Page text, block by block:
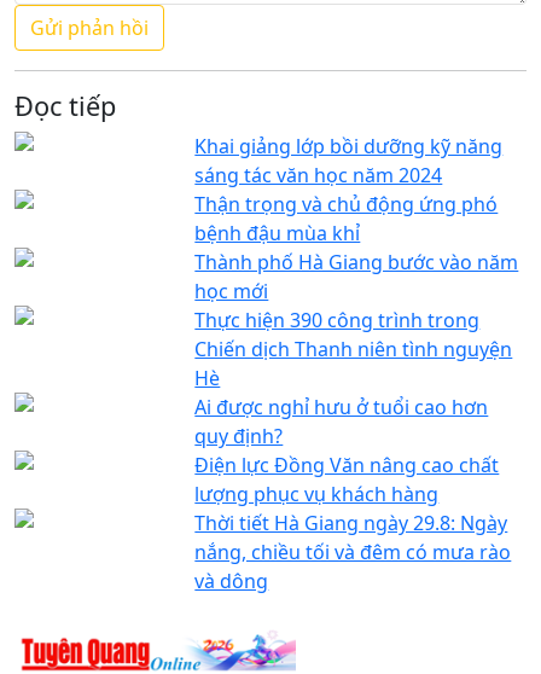
Đọc tiếp
Khai giảng lớp bồi dưỡng kỹ năng
sáng tác văn học năm 2024
Thận trọng và chủ động ứng phó
bệnh đậu mùa khỉ
Thành phố Hà Giang bước vào năm
học mới
Thực hiện 390 công trình trong
Chiến dịch Thanh niên tình nguyện
Hè
Ai được nghỉ hưu ở tuổi cao hơn
quy định?
Điện lực Đồng Văn nâng cao chất
lượng phục vụ khách hàng
Thời tiết Hà Giang ngày 29.8: Ngày
nắng, chiều tối và đêm có mưa rào
và dông